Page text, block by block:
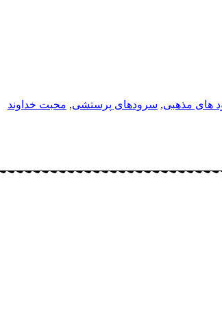
های مذهبی, سرودهای پرستشی, محبت خداوند